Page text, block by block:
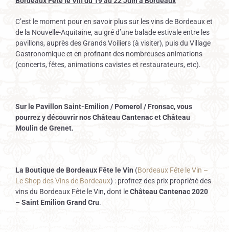
C’est le moment pour en savoir plus sur les vins de Bordeaux et
de la Nouvelle-Aquitaine, au gré d’une balade estivale entre les
pavillons, auprès des Grands Voiliers (à visiter), puis du Village
Gastronomique et en profitant des nombreuses animations
(concerts, fêtes, animations cavistes et restaurateurs, etc).
Sur le Pavillon Saint-Emilion / Pomerol / Fronsac, vous
pourrez y découvrir nos Château Cantenac et Château
Moulin de Grenet.
La Boutique de Bordeaux Fête le Vin (Bordeaux Fête le Vin –
Le Shop des Vins de Bordeaux) : profitez des prix propriété des
vins du Bordeaux Fête le Vin, dont leChâteau Cantenac 2020
– Saint Emilion Grand Cru.